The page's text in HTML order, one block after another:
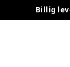
Billig